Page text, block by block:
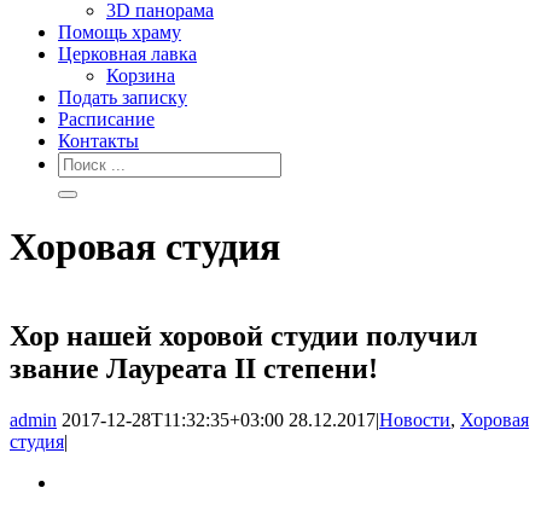
3D панорама
Помощь храму
Церковная лавка
Корзина
Подать записку
Расписание
Контакты
Хоровая студия
Хор нашей хоровой студии получил
звание Лауреата II степени!
admin 2017-12-28T11:32:35+03:00 28.12.2017|Новости, Хоровая
студия|